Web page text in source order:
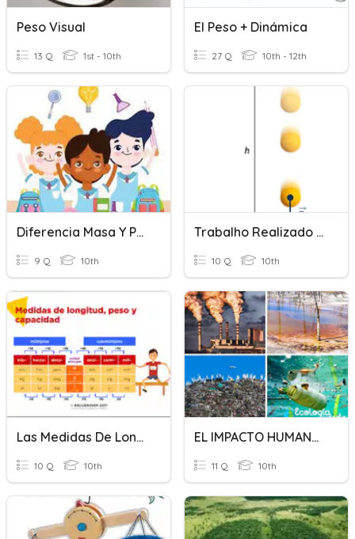
Peso Visual
13 Q 1st - 10th
El Peso + Dinámica
27 Q 10th - 12th
Diferencia Masa Y Peso
9 Q 10th
Trabalho Realizado Pelo Peso
10 Q 10th
Las Medidas De Longitud, Peso, Capacidad
10 Q 10th
EL IMPACTO HUMANO EN EL MEDIO AMBIENTE.
11 Q 10th